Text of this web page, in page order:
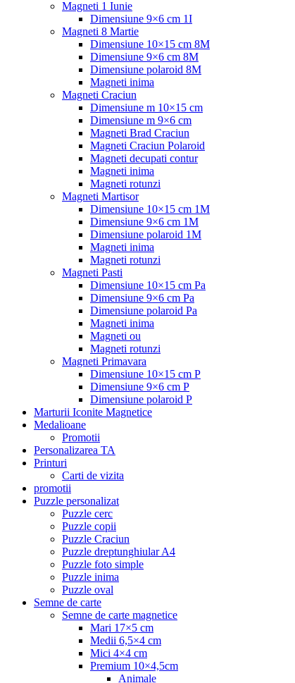
Magneti 1 Iunie
Dimensiune 9×6 cm 1I
Magneti 8 Martie
Dimensiune 10×15 cm 8M
Dimensiune 9×6 cm 8M
Dimensiune polaroid 8M
Magneti inima
Magneti Craciun
Dimensiune m 10×15 cm
Dimensiune m 9×6 cm
Magneti Brad Craciun
Magneti Craciun Polaroid
Magneti decupati contur
Magneti inima
Magneti rotunzi
Magneti Martisor
Dimensiune 10×15 cm 1M
Dimensiune 9×6 cm 1M
Dimensiune polaroid 1M
Magneti inima
Magneti rotunzi
Magneti Pasti
Dimensiune 10×15 cm Pa
Dimensiune 9×6 cm Pa
Dimensiune polaroid Pa
Magneti inima
Magneti ou
Magneti rotunzi
Magneti Primavara
Dimensiune 10×15 cm P
Dimensiune 9×6 cm P
Dimensiune polaroid P
Marturii Iconite Magnetice
Medalioane
Promotii
Personalizarea TA
Printuri
Carti de vizita
promotii
Puzzle personalizat
Puzzle cerc
Puzzle copii
Puzzle Craciun
Puzzle dreptunghiular A4
Puzzle foto simple
Puzzle inima
Puzzle oval
Semne de carte
Semne de carte magnetice
Mari 17×5 cm
Medii 6,5×4 cm
Mici 4×4 cm
Premium 10×4,5cm
Animale